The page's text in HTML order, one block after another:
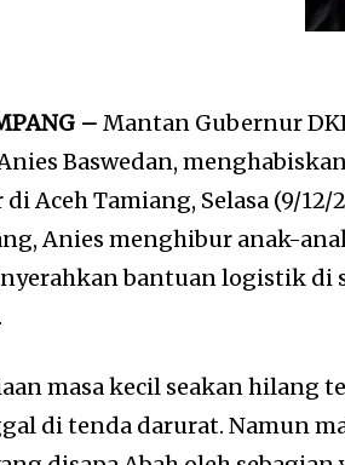
–Mantan Gubernur
Baswedan,
Aceh Tamiang, Selasa (9/12/
Anies menghibur anak-
bantuan logistik di
masa kecil seakan hilang
di tenda darurat. Namun